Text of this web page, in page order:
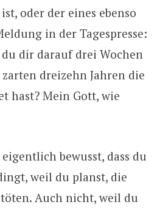
oder der eines ebenso
in der Tagespresse:
dir darauf drei Wochen
dreizehn Jahren die
hast? Mein Gott, wie
bewusst, dass du
weil du planst, die
Auch nicht, weil du